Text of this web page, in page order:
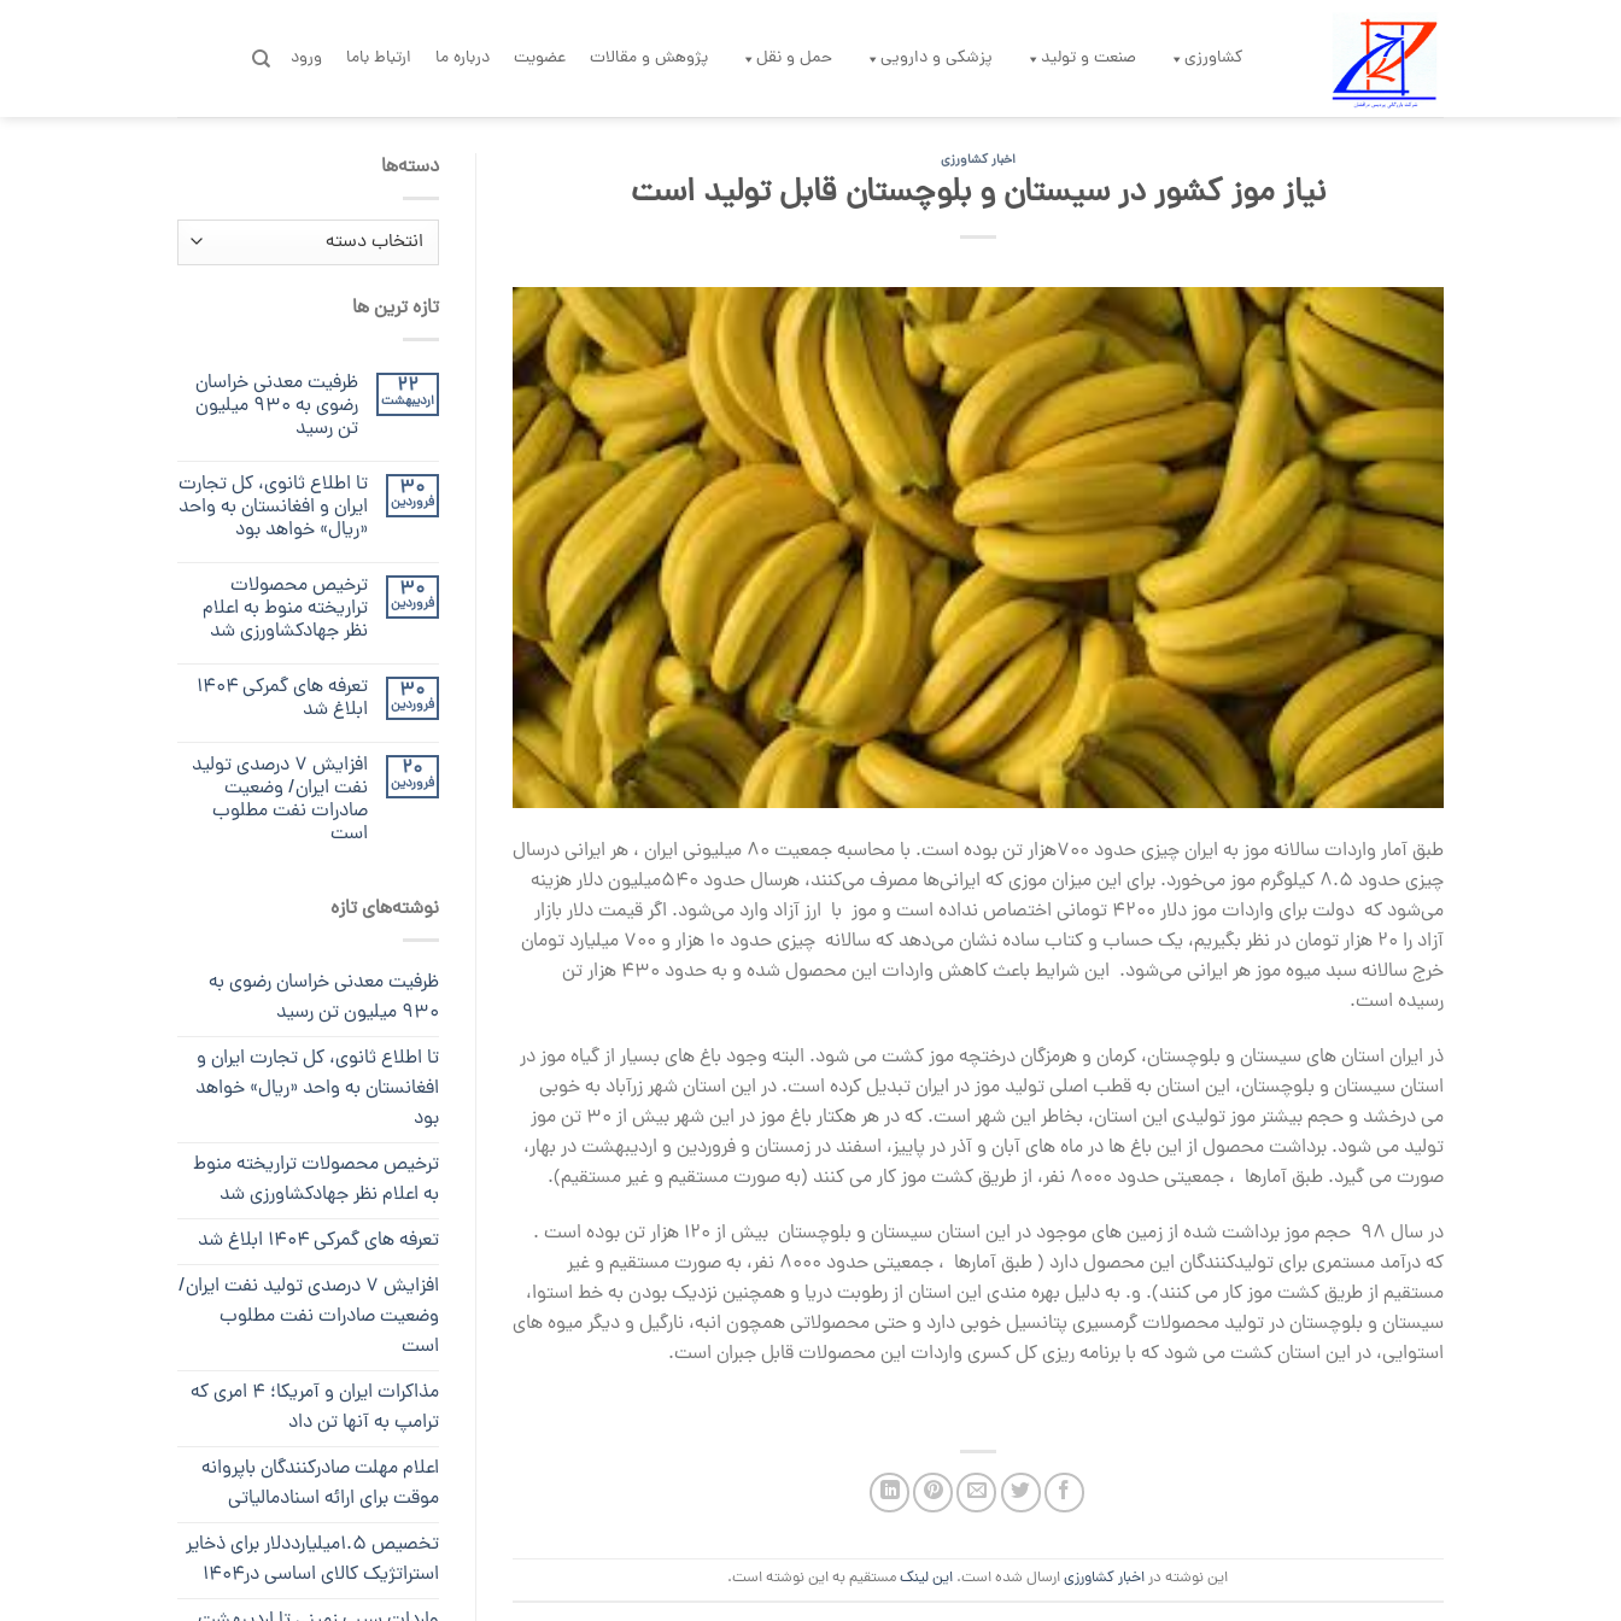
کشاورزی صنعت و تولید پزشکی و دارویی حمل و نقل پژوهش و مقالات عضویت درباره ما ارتباط باما ورود
اخبار کشاورزی
نیاز موز کشور در سیستان و بلوچستان قابل تولید است
طبق آمار واردات سالانه موز به ایران چیزی حدود 700‌هزار تن بوده است. با محاسبه جمعیت 80 میلیونی ایران ، هر ایرانی در‌سال
چیزی حدود 8.5 کیلوگرم موز می‌خورد. برای این میزان موزی که ایرانی‌ها مصرف می‌کنند، هرسال حدود 540‌میلیون دلار هزینه
می‌شود که دولت برای واردات موز دلار 4200 تومانی اختصاص نداده است و موز با ارز آزاد وارد می‌شود. اگر قیمت دلار بازار
آزاد را 20 هزار تومان در نظر بگیریم، یک حساب و کتاب ساده نشان می‌دهد که سالانه چیزی حدود 10 ‌هزار و 700 ‌میلیارد تومان
خرج سالانه سبد میوه موز هر ایرانی‌ می‌شود. این شرایط باعث کاهش واردات این محصول شده و به حدود 430 هزار تن
رسیده است.
ذر ایران استان های سیستان و بلوچستان، کرمان و هرمزگان درختچه موز کشت می شود. البته وجود باغ های بسیار از گیاه موز در
استان سیستان و بلوچستان، این استان به قطب اصلی تولید موز در ایران تبدیل کرده است. در این استان شهر زرآباد به خوبی
می درخشد و حجم بیشتر موز تولیدی این استان، بخاطر این شهر است. که در هر هکتار باغ موز در این شهر بیش از 30 تن موز
تولید می شود. برداشت محصول از این باغ ها در ماه های آبان و آذر در پاییز، اسفند در زمستان و فروردین و اردیبهشت در بهار،
صورت می گیرد. طبق آمارها ، جمعیتی حدود 8000 نفر، از طریق کشت موز کار می کنند (به صورت مستقیم و غیر مستقیم).
در سال 98 حجم موز برداشت شده از زمین های موجود در این استان سیستان و بلوچستان بیش از 120 هزار تن بوده است .
که درآمد مستمری برای تولیدکنندگان این محصول دارد ( طبق آمارها ، جمعیتی حدود 8000 نفر، به صورت مستقیم و غیر
مستقیم از طریق کشت موز کار می کنند). و. به دلیل بهره مندی این استان از رطوبت دریا و همچنین نزدیک بودن به خط استوا،
سیستان و بلوچستان در تولید محصولات گرمسیری پتانسیل خوبی دارد و حتی محصولاتی همچون انبه، نارگیل و دیگر میوه های
استوایی، در این استان کشت می شود که با برنامه ریزی کل کسری واردات این محصولات قابل جبران است.
این نوشته دراخبار کشاورزیارسال شده است. این لینکمستقیم به این نوشته است.
دسته‌ها
دسته‌ها
تازه ترین ها
22
اردیبهشت
ظرفیت معدنی خراسان
رضوی به ۹۳۰ میلیون
تن رسید
30
فروردین
تا اطلاع ثانوی، کل تجارت
ایران و افغانستان به واحد
«ریال» خواهد بود
30
فروردین
ترخیص محصولات
تراریخته منوط به اعلام
نظر جهادکشاورزی شد
30
فروردین
تعرفه های گمرکی ۱۴۰۴
ابلاغ شد
20
فروردین
افزایش ۷ درصدی تولید
نفت ایران/ وضعیت
صادرات نفت مطلوب
است
نوشته‌های تازه
ظرفیت معدنی خراسان رضوی به
۹۳۰ میلیون تن رسید
تا اطلاع ثانوی، کل تجارت ایران و
افغانستان به واحد «ریال» خواهد
بود
ترخیص محصولات تراریخته منوط
به اعلام نظر جهادکشاورزی شد
تعرفه های گمرکی ۱۴۰۴ ابلاغ شد
افزایش ۷ درصدی تولید نفت ایران/
وضعیت صادرات نفت مطلوب
است
مذاکرات ایران و آمریکا؛ ۴ امری که
ترامپ به آنها تن داد
اعلام مهلت صادرکنندگان باپروانه
موقت برای ارائه اسنادمالیاتی
تخصیص ۱.۵میلیارددلار برای ذخایر
استراتژیک کالای اساسی در۱۴۰۴